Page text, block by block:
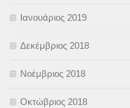
Ιανουάριος 2019
Δεκέμβριος 2018
Νοέμβριος 2018
Οκτώβριος 2018